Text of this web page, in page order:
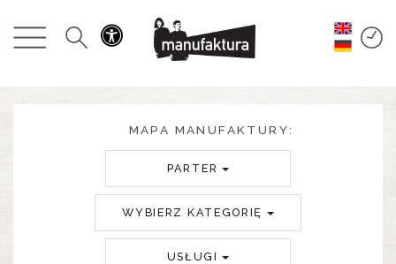
WYDARZENIA
PROMOCJE
RESTAURACJE
MAPA MANUFAKTURY:
PARTER
WYBIERZ KATEGORIĘ
USŁUGI